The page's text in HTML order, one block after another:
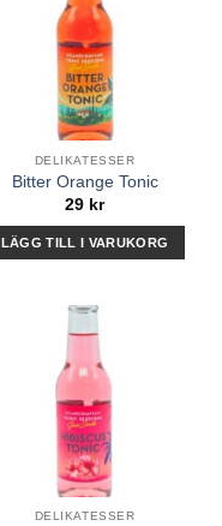
DELIKATESSER
Bitter Orange Tonic
29 kr
LÄGG TILL I VARUKORG
DELIKATESSER